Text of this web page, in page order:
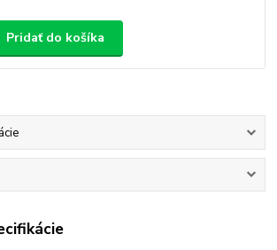
Pridať do košíka